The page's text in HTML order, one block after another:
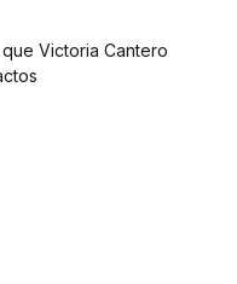
Victoria Cantero